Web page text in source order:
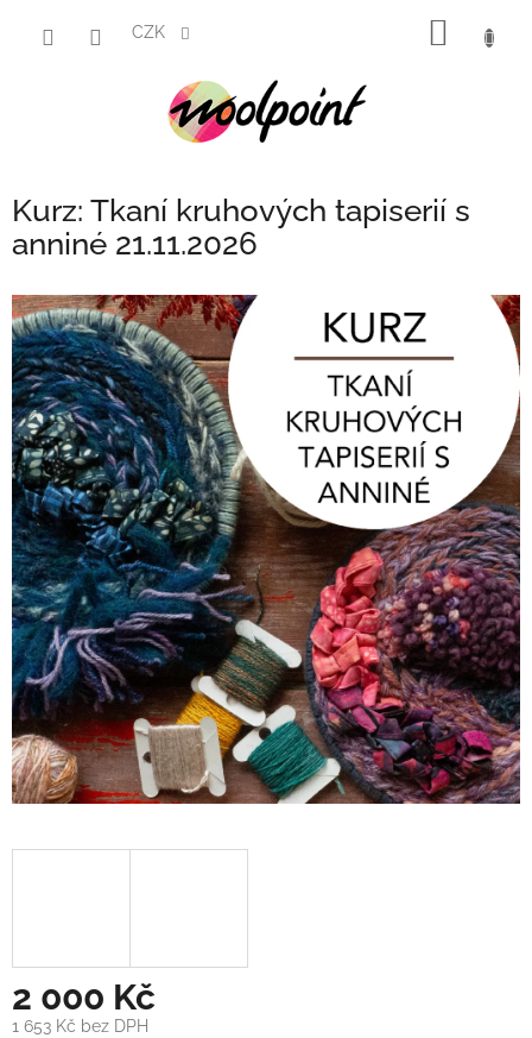
CZK
Kurz: Tkaní kruhových tapiserií s
anniné 21.11.2026
2 000 Kč
1 653 Kč bez DPH